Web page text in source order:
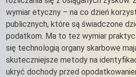
wymiar etyczny – na co dzień
publicznych, które są świadczone
podatkom. Ma to też wymiar
się technologią organy skarbowe
skuteczniejsze metody na
ukryć dochody przed